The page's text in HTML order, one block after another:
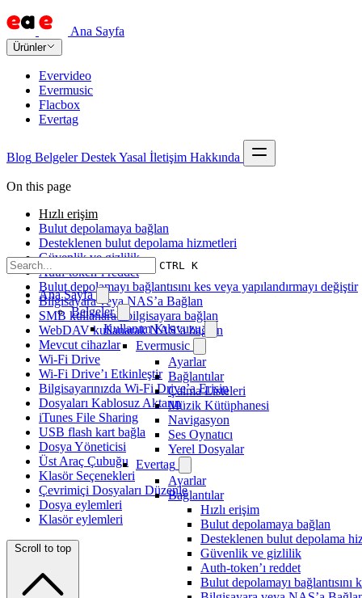
Ana Sayfa
Ürünler
Evervideo
Evermusic
Flacbox
Evertag
Blog Belgeler DestekYasal İletişim Hakkında
CTRL K
Ana Sayfa
Belgeler
Kullanım Kılavuzu
Evermusic
Ayarlar
Bağlantılar
Çalma Listeleri
Müzik Kütüphanesi
Navigasyon
Ses Oynatıcı
Yerel Dosyalar
Evertag
Ayarlar
Bağlantılar
Hızlı erişim
Bulut depolamaya bağlan
Desteklenen bulut depolama
Güvenlik ve gizlilik
Auth-token’ı reddet
Bulut depolamayı bağlantısını
On this page
Hızlı erişim
Bulut depolamaya bağlan
Desteklenen bulut depolama hizmetleri
Güvenlik ve gizlilik
Auth-token’ı reddet
Bulut depolamayı bağlantısını kes veya yapılandırmayı değiştir
Bilgisayara veya NAS’a Bağlan
SMB kullanarak bilgisayara bağlan
WebDAV kullanarak NAS’a bağlan
Mevcut cihazlar
Wi-Fi Drive
Wi-Fi Drive’ı Etkinleştir
Bilgisayarınızda Wi-Fi Drive’a Erişin
Dosyaları Kablosuz Aktarın
iTunes File Sharing
USB flash kart bağla
Dosya Yöneticisi
Üst Araç Çubuğu
Klasör Seçenekleri
Çevrimiçi Dosyaları Düzenle
Dosya eylemleri
Klasör eylemleri
Scroll to top